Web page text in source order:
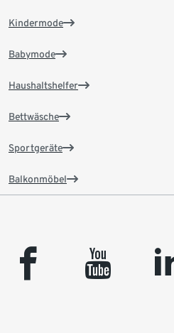
Kindermode
Babymode
Haushaltshelfer
Bettwäsche
Sportgeräte
Balkonmöbel
facebook youtube